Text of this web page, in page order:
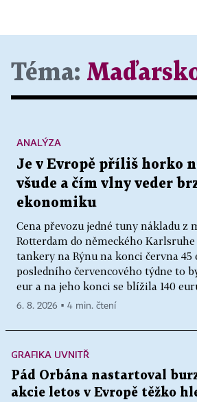
Téma:
Je v Evropě příliš horko
všude a čím vlny veder
ekonomiku
Cena převozu jedné tuny nákladu z
Rotterdam do německého
tankery na Rýnu na konci června 45
posledního červencového týdne to
eur a na jeho konci se blížila 140
ANALÝZA
6. 8. 2026 ▪ 4 min. čtení
GRAFIKA UVNITŘ
Pád Orbána nastartoval
akcie letos v Evropě těžko